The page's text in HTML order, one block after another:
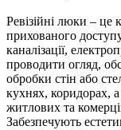
Ревізійні люки – це
прихованого
каналізації,
проводити огляд,
обробки стін або
кухнях, коридорах,
житлових та
Забезпечують